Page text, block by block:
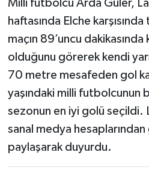
Milli futbolcu Arda Güler, La
haftasında Elche karşısında
maçın 89’uncu
olduğunu görerek kendi
70 metre mesafeden gol
yaşındaki milli futbolcunun
sezonun en iyi golü seçildi.
sanal medya
paylaşarak duyurdu.